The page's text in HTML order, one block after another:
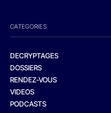
CATEGORIES
DECRYPTAGES
DOSSIERS
RENDEZ-VOUS
VIDEOS
PODCASTS